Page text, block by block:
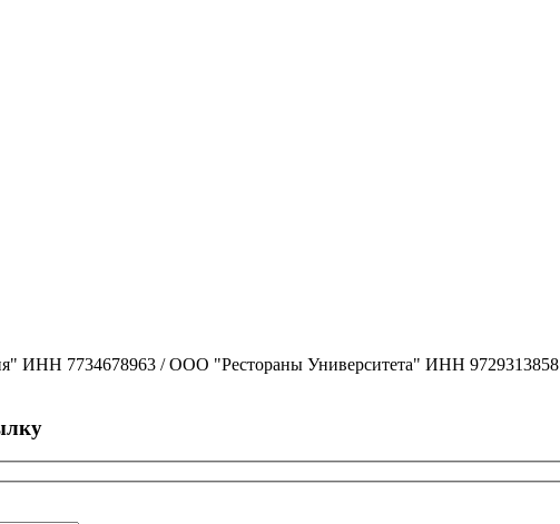
ИНН 7734678963 / ООО "Рестораны Университета" ИНН 9729313858